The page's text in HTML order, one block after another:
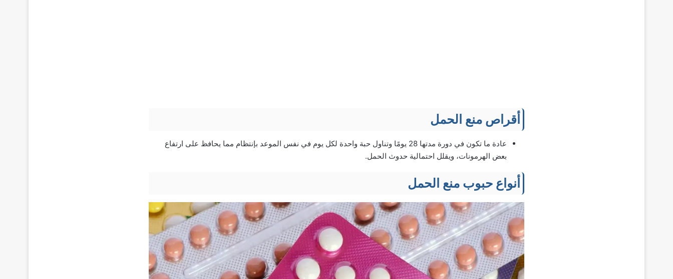
أقراص منع الحمل
عادة ما تكون في دورة مدتها 28 يومًا وتناول حبة واحدة لكل يوم في نفس الموعد بإنتظام مما يحافظ على ارتفاع
بعض الهرمونات، ويقلل احتمالية حدوث الحمل.
أنواع حبوب منع الحمل